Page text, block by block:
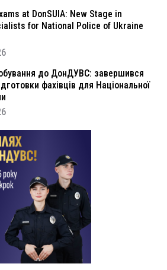
at DonSUIA: New Stage in
for National Police of Ukraine
до ДонДУВС: завершився
фахівців для Національної